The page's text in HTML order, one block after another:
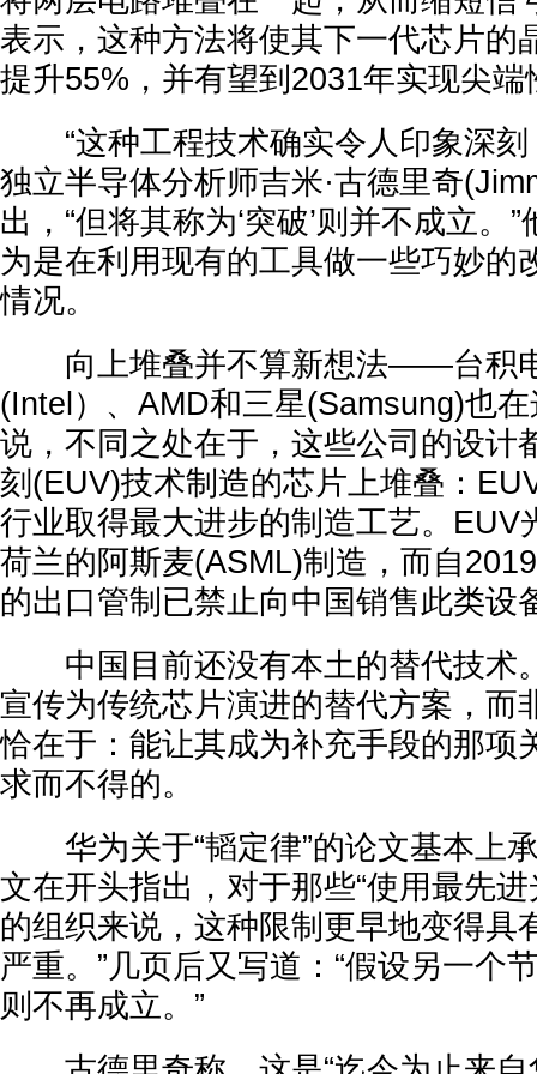
表示，这种方法将使其下一代芯片的
提升55%，并有望到2031年实现尖端
“这种工程技术确实令人印象深刻
独立半导体分析师吉米·古德里奇
出，“但将其称为‘突破’则并不成立。
为是在利用现有的工具做一些巧妙
情况。
向上堆叠并不算新想法——台积
(Intel）、AMD和三星(Samsung)也
说，不同之处在于，这些公司的设计
刻(EUV)技术制造的芯片上堆叠：
行业取得最大进步的制造工艺。EUV
荷兰的阿斯麦(ASML)制造，而自
的出口管制已禁止向中国销售此类设
中国目前还没有本土的替代技术
宣传为传统芯片演进的替代方案，而
恰在于：能让其成为补充手段的那项
求而不得的。
华为关于“韬定律”的论文基本上
文在开头指出，对于那些“使用最先
的组织来说，这种限制更早地变得具
严重。”几页后又写道：“假设另一个
则不再成立。”